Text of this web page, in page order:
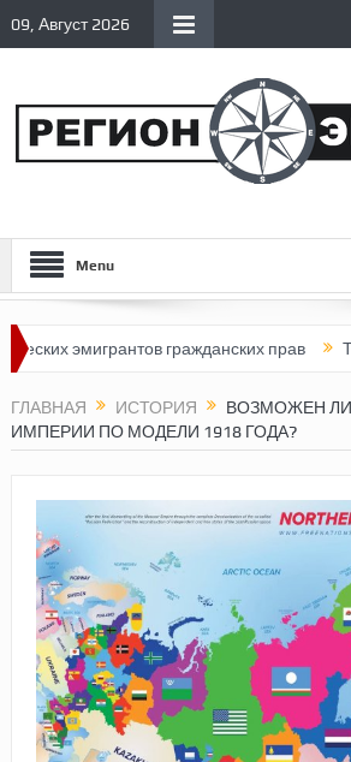
09, Август 2026
Menu
гражданских прав
ГЛАВНАЯ ИСТОРИЯ
ВОЗМОЖЕН
ИМПЕРИИ ПО МОДЕЛИ 1918 ГОДА?